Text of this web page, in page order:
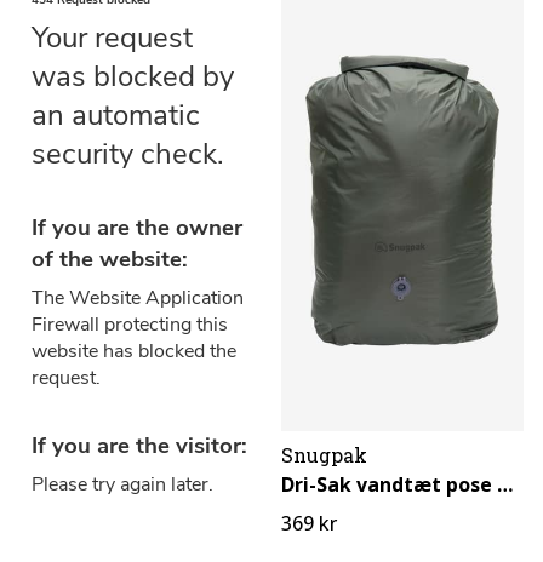
Snugpak
Dri-Sak vandtæt pose med ventil
369 kr